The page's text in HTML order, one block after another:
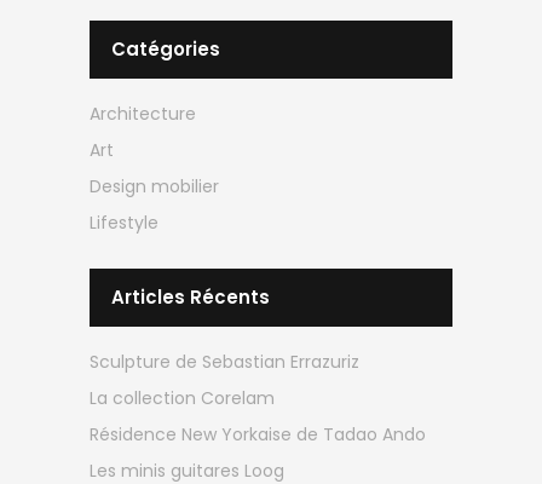
Catégories
Architecture
Art
Design mobilier
Lifestyle
Articles Récents
Sculpture de Sebastian Errazuriz
La collection Corelam
Résidence New Yorkaise de Tadao Ando
Les minis guitares Loog